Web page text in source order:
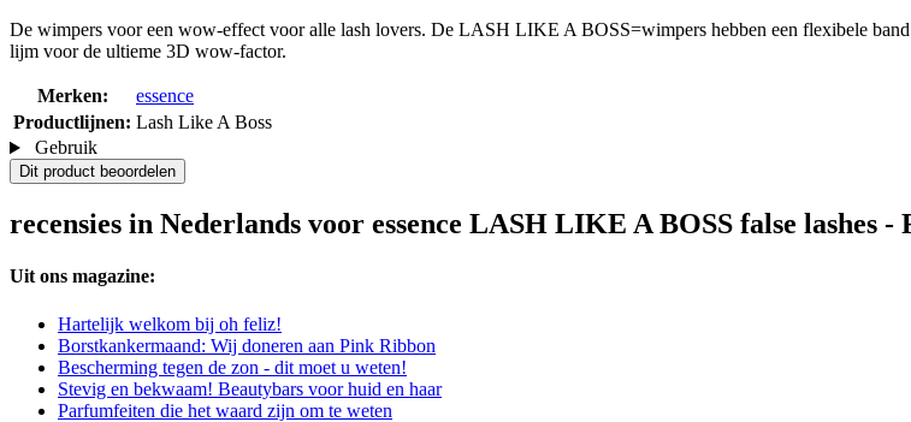
De wimpers voor een wow-effect voor alle lash lovers. De LASH LIKE A BOSS=wimpers hebben een flexibele
lijm voor de ultieme 3D wow-factor.
Merken:
essence
Productlijnen: Lash Like A Boss
Gebruik
Dit product beoordelen
recensies in Nederlands voor essence LASH LIKE A BOSS false lashes -
Uit ons magazine:
Hartelijk welkom bij oh feliz!
Borstkankermaand: Wij doneren aan Pink Ribbon
Bescherming tegen de zon - dit moet u weten!
Stevig en bekwaam! Beautybars voor huid en haar
Parfumfeiten die het waard zijn om te weten